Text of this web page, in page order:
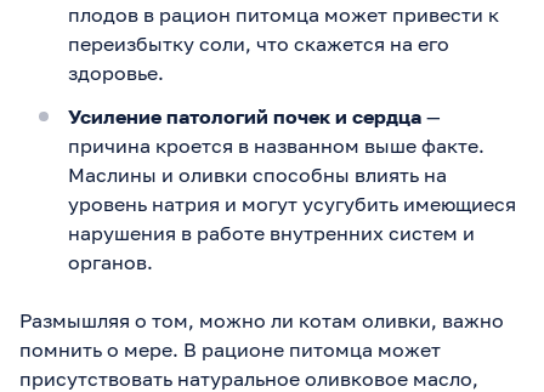
плодов в рацион питомца может привести к
переизбытку соли, что скажется на его
здоровье.
Усиление патологий почек и сердца —
причина кроется в названном выше факте.
Маслины и оливки способны влиять на
уровень натрия и могут усугубить имеющиеся
нарушения в работе внутренних систем и
органов.
Размышляя о том, можно ли котам оливки, важно
помнить о мере. В рационе питомца может
присутствовать натуральное оливковое масло,